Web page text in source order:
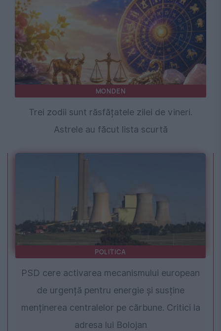
MONDEN
Trei zodii sunt răsfățatele zilei de vineri.
Astrele au făcut lista scurtă
POLITICA
PSD cere activarea mecanismului european
de urgență pentru energie și susține
menținerea centralelor pe cărbune. Critici la
adresa lui Bolojan